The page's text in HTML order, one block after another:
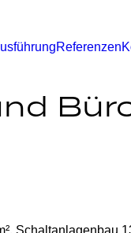
Referenzen
Schaltanlagenbau